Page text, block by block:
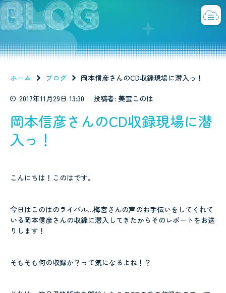
ホーム ブログ 岡本信彦さんのCD収録現場に潜入っ！
2017年11月29日 13:30 投稿者: 美雲このは
岡本信彦さんのCD収録現場に潜
入っ！
こんにちは！このはです。
今日はこのはのライバル…梅宮さんの声のお手伝いをしてくれて
いる岡本信彦さんの収録に潜入してきたからそのレポートをお送
りします！
そもそも何の収録か？って気になるよね！？